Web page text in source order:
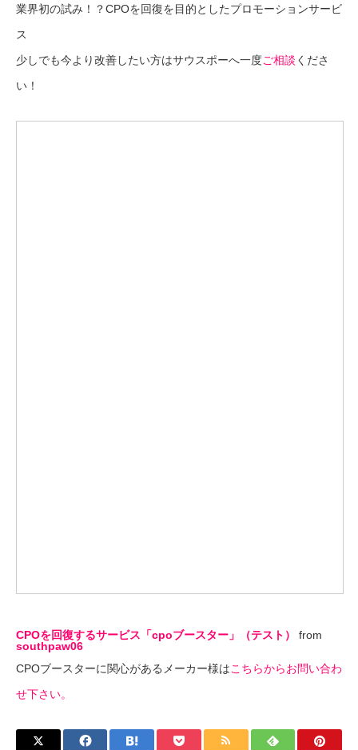
業界初の試み！？CPOを回復を目的としたプロモーションサービ
ス
少しでも今より改善したい方はサウスポーへ一度ご相談 くださ
い！
CPOを回復するサービス「cpoブースター」（テスト）
from
southpaw06
CPOブースターに関心があるメーカー様はこちらからお問い合わ
せ下さい。